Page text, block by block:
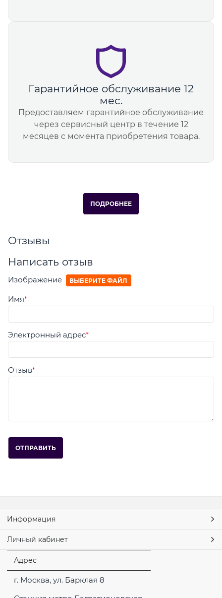
Гарантийное обслуживание 12
мес.
Предоставляем гарантийное обслуживание
через сервисный центр в течение 12
месяцев с момента приобретения товара.
ПОДРОБНЕЕ
Отзывы
Написать отзыв
Изображение ВЫБЕРИТЕ ФАЙЛ
Имя
Электронный адрес
Отзыв
Информация
Личный кабинет
Адрес
г. Москва, ул. Барклая 8